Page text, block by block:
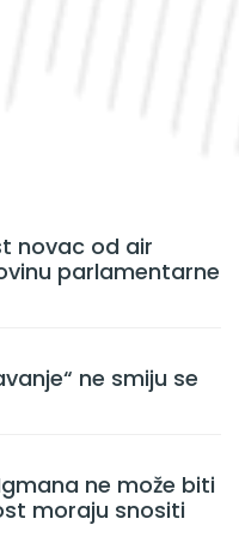
novac od air
parlamentarne
ne smiju se
ne može biti
moraju snositi